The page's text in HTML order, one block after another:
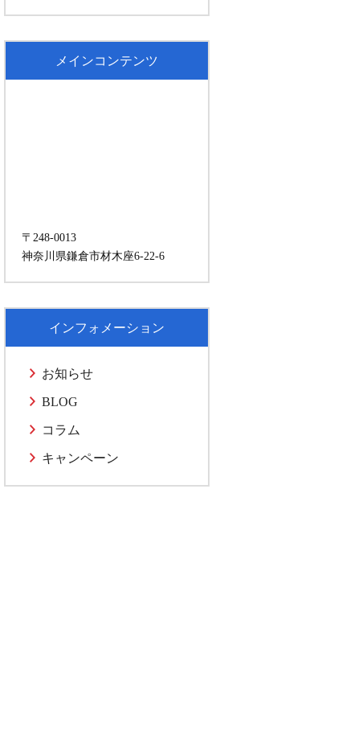
メインコンテンツ
〒248-0013
神奈川県鎌倉市材木座6-22-6
インフォメーション
お知らせ
BLOG
コラム
キャンペーン